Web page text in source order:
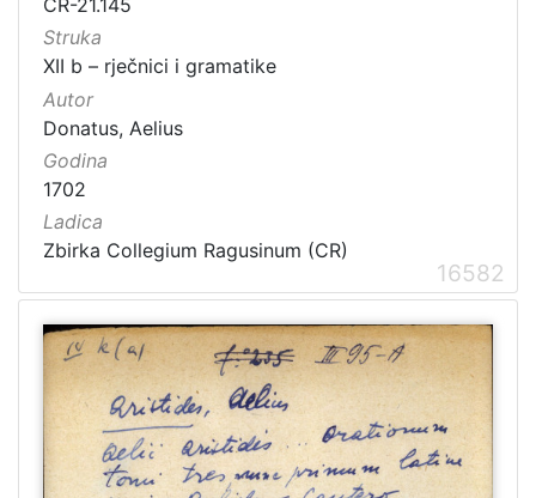
Ladica
CR-21.145
Struka
XII b – rječnici i gramatike
Autor
Donatus, Aelius
Godina
1702
Ladica
Zbirka Collegium Ragusinum (CR)
16582